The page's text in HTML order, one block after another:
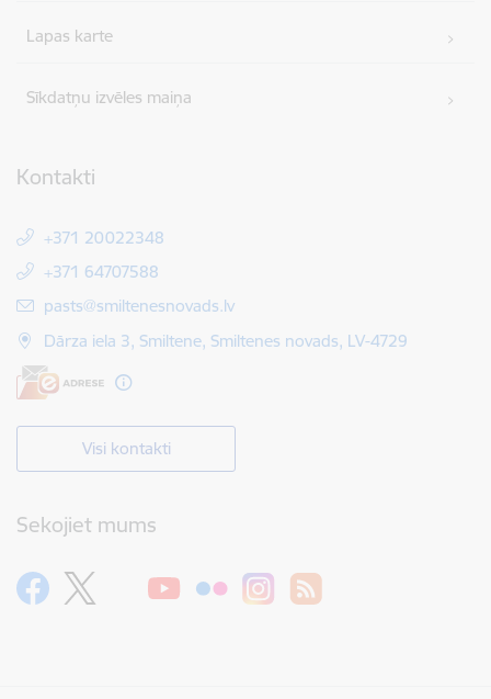
Lapas karte
Sīkdatņu izvēles maiņa
Kontakti
+371 20022348
+371 64707588
E-pasts:
pasts@smiltenesnovads.lv
Dārza iela 3, Smiltene, Smiltenes novads, LV-4729
Visi kontakti
Sekojiet mums